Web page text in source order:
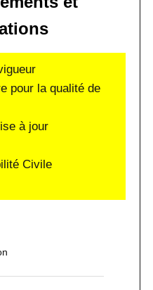
pour la qualité de
à jour
Civile